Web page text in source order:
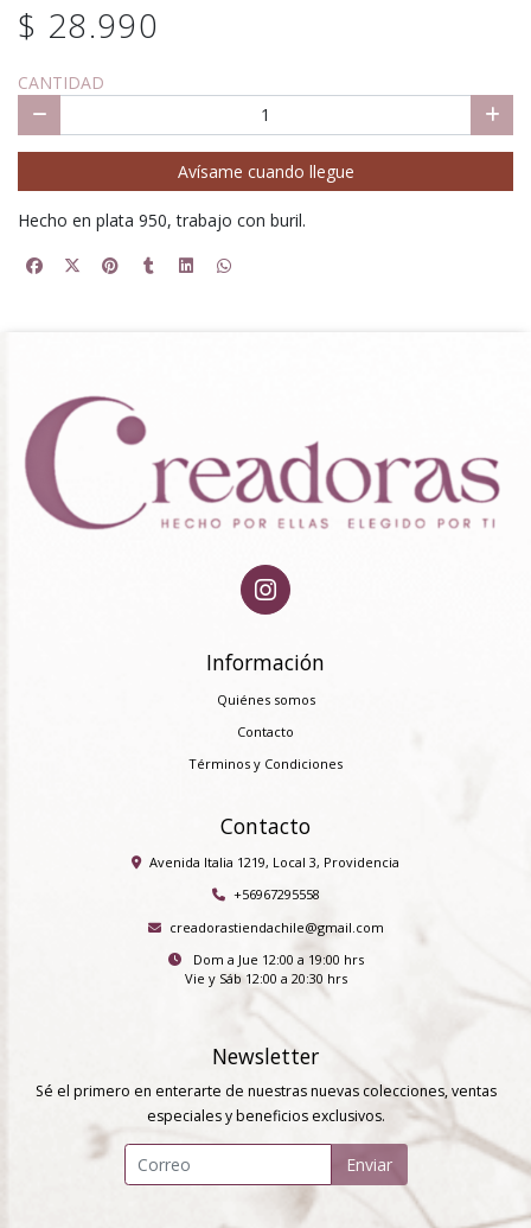
$ 28.990
CANTIDAD
Avísame cuando llegue
Hecho en plata 950, trabajo con buril.
Información
Quiénes somos
Contacto
Términos y Condiciones
Contacto
Avenida Italia 1219, Local 3, Providencia
+56967295558
creadorastiendachile@gmail.com
Dom a Jue 12:00 a 19:00 hrs
Vie y Sáb 12:00 a 20:30 hrs
Newsletter
Sé el primero en enterarte de nuestras nuevas colecciones, ventas
especiales y beneficios exclusivos.
Enviar